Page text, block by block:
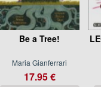
Be a Tree!
Maria Gianferrari
17.95 €